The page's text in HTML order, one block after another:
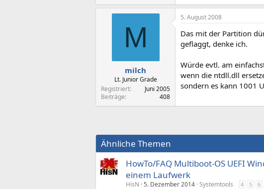
M
milch
Lt. Junior Grade
Registriert
Juni 2005
Beiträge
408
5. August 2008
Das mit der Partition
geflaggt, denke ich.
Würde evtl. am
wenn die ntdll.dll
sondern es kann 1001
Ähnliche Themen
HowTo/FAQ Multiboot-OS UEFI
einem Laufwerk
HisN 5. Dezember 2014 Systemtools 4 5 6